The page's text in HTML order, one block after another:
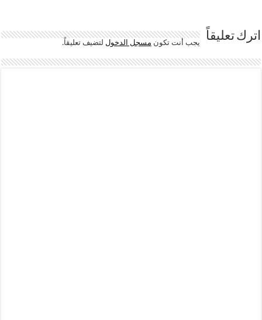
اترك تعليقاً يجب أنت تكون مسجل الدخوللتضيف تعليقاً.